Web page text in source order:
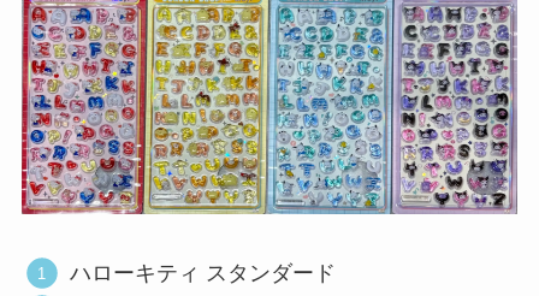
ハローキティ スタンダード